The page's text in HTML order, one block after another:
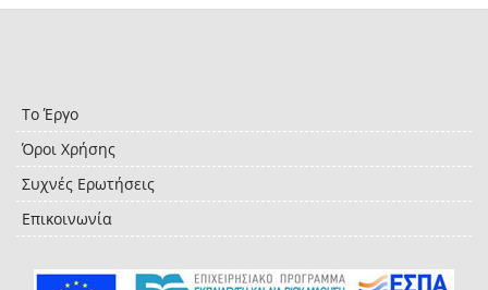
Το Έργο
Όροι Χρήσης
Συχνές Ερωτήσεις
Επικοινωνία